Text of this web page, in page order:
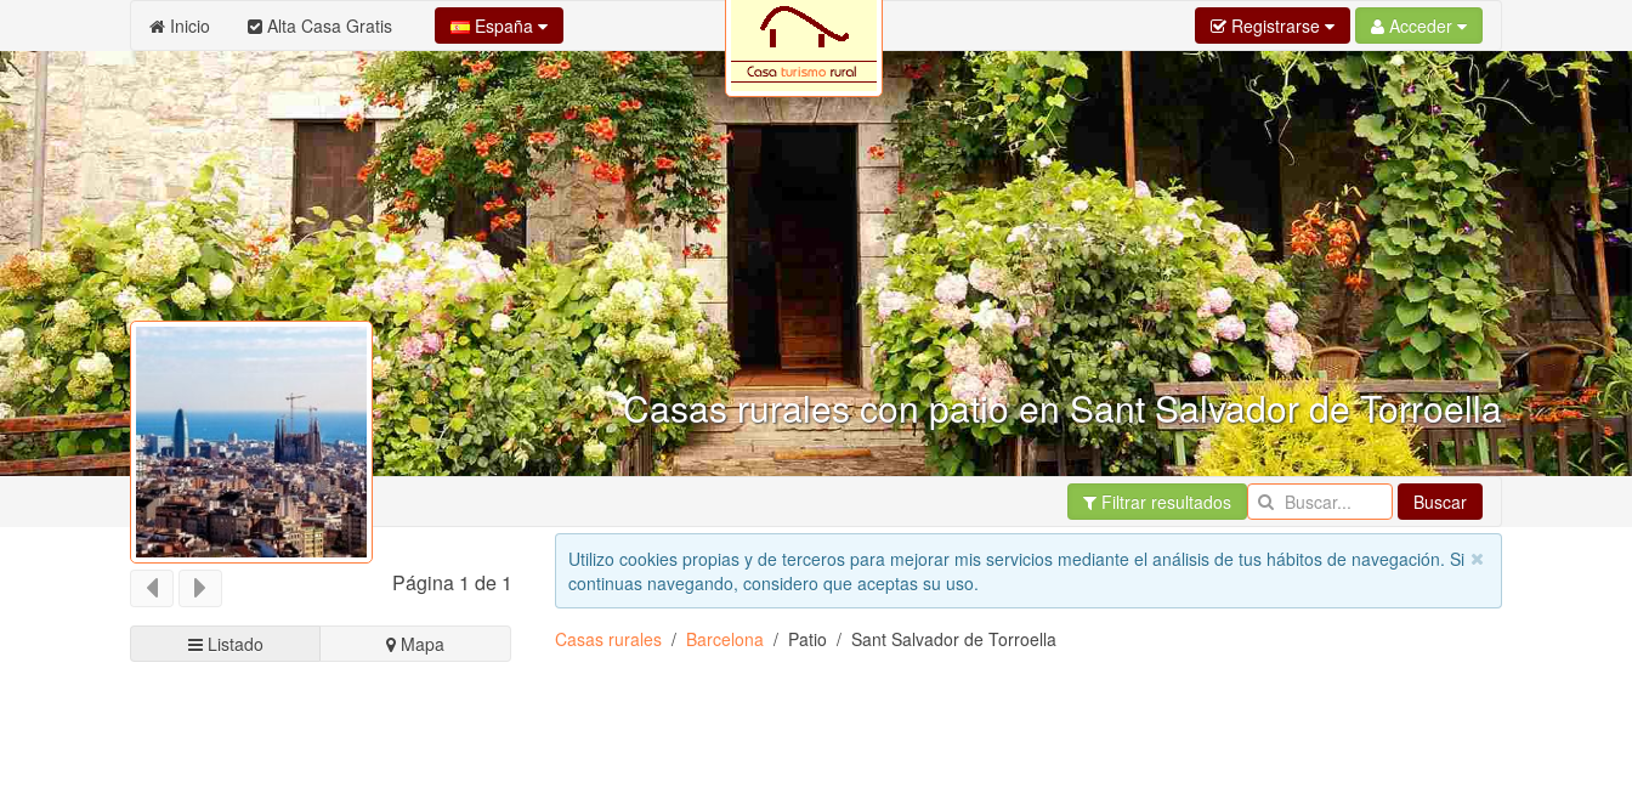
Inicio Alta Casa Gratis España Registrarse Acceder
Casas rurales con patio en Sant Salvador de Torroella
Filtrar resultados Buscar
Página 1 de 1
Listado Mapa
Utilizo cookies propias y de terceros para mejorar mis servicios mediante el análisis de tus hábitos de navegación. Si
continuas navegando, considero que aceptas su uso.
Casas rurales Barcelona Patio Sant Salvador de Torroella